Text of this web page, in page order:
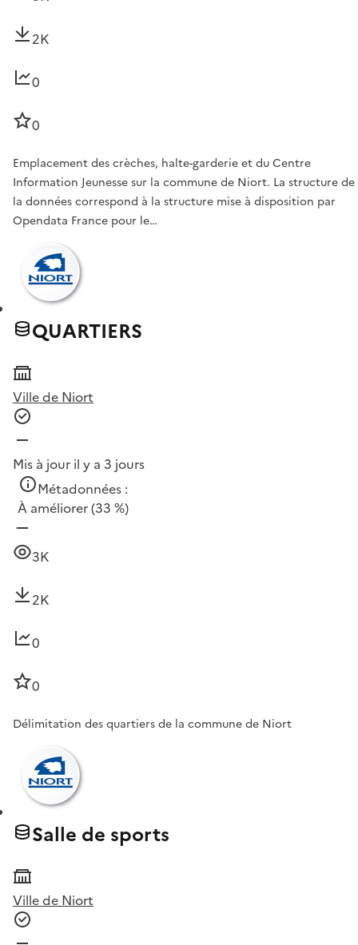
2K
0
0
Emplacement des crèches, halte-garderie et du Centre
Information Jeunesse sur la commune de Niort. La structure de
la données correspond à la structure mise à disposition par
Opendata France pour le…
QUARTIERS
Ville de Niort
Mis à jour il y a 3 jours
Métadonnées :
À améliorer(33 %)
3K
2K
0
0
Délimitation des quartiers de la commune de Niort
Salle de sports
Ville de Niort